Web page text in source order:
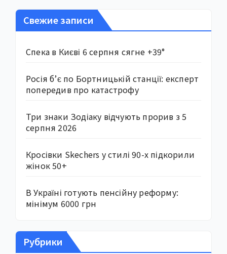
Свежие записи
Спека в Києві 6 серпня сягне +39°
Росія б’є по Бортницькій станції: експерт
попередив про катастрофу
Три знаки Зодіаку відчують прорив з 5
серпня 2026
Кросівки Skechers у стилі 90-х підкорили
жінок 50+
В Україні готують пенсійну реформу:
мінімум 6000 грн
Рубрики